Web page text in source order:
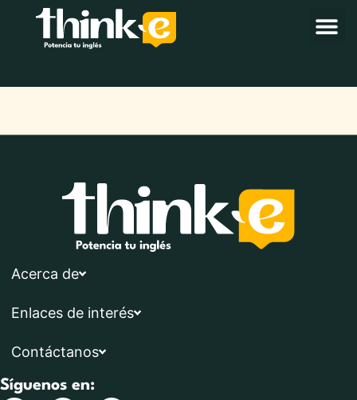
Acerca de
Enlaces de interés
Contáctanos
Síguenos en: